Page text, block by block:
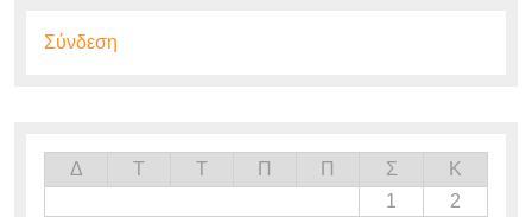
Σύνδεση
Δ Τ Τ Π Π Σ
Κ
1
2